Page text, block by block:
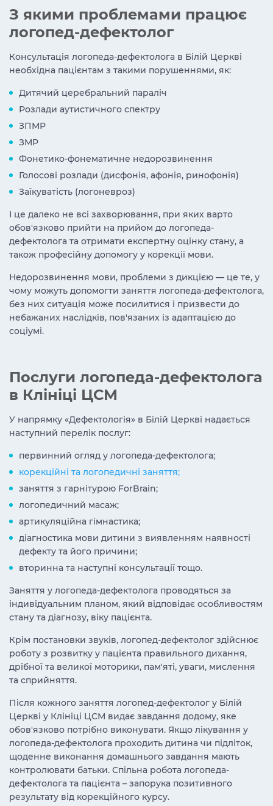
З якими проблемами працює
логопед-дефектолог
Консультація логопеда-дефектолога в Білій Церкві
необхідна пацієнтам з такими порушеннями, як:
Дитячий церебральний параліч
Розлади аутистичного спектру
ЗПМР
ЗМР
Фонетико-фонематичне недорозвинення
Голосові розлади (дисфонія, афонія, ринофонія)
Заїкуватість (логоневроз)
І це далеко не всі захворювання, при яких варто
обов'язково прийти на прийом до логопеда-
дефектолога та отримати експертну оцінку стану, а
також професійну допомогу у корекції мови.
Недорозвинення мови, проблеми з дикцією — це те, у
чому можуть допомогти заняття логопеда-дефектолога,
без них ситуація може посилитися і призвести до
небажаних наслідків, пов'язаних із адаптацією до
соціумі.
Послуги логопеда-дефектолога
в Клініці ЦСМ
У напрямку «Дефектологія» в Білій Церкві надається
наступний перелік послуг:
первинний огляд у логопеда-дефектолога;
корекційні та логопедичні заняття;
заняття з гарнітурою ForBrain;
логопедичний масаж;
артикуляційна гімнастика;
діагностика мови дитини з виявленням наявності
дефекту та його причини;
вторинна та наступні консультації тощо.
Заняття у логопеда-дефектолога проводяться за
індивідуальним планом, який відповідає особливостям
стану та діагнозу, віку пацієнта.
Крім постановки звуків, логопед-дефектолог здійснює
роботу з розвитку у пацієнта правильного дихання,
дрібної та великої моторики, пам'яті, уваги, мислення
та сприйняття.
Після кожного заняття логопед-дефектолог у Білій
Церкві у Клініці ЦСМ видає завдання додому, яке
обов'язково потрібно виконувати. Якщо лікування у
логопеда-дефектолога проходить дитина чи підліток,
щоденне виконання домашнього завдання мають
контролювати батьки. Спільна робота логопеда-
дефектолога та пацієнта – запорука позитивного
результату від корекційного курсу.